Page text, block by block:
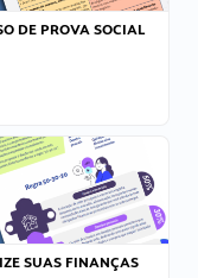
DE PROVA SOCIAL
SUAS FINANÇAS